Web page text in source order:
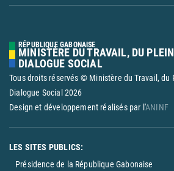
RÉPUBLIQUE GABONAISE
MINISTÈRE DU TRAVAIL, DU
DIALOGUE SOCIAL
Tous droits réservés © Ministère du Travail, du
Dialogue Social 2026
Design et développement réalisés par l'ANINF
LES SITES PUBLICS:
Présidence de la République Gabonaise